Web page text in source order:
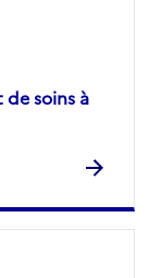
de soins à